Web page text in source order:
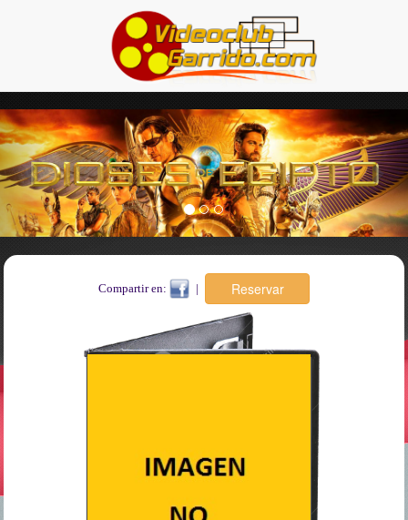
Previous
Compartir en: |